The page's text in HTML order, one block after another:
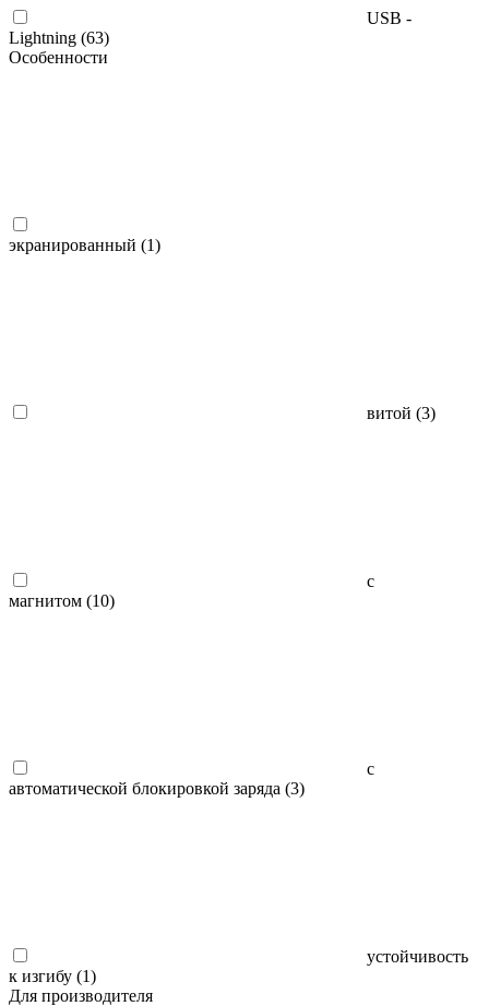
USB -
Lightning (63)
Особенности
экранированный (1)
витой (3)
с
магнитом (10)
с
автоматической блокировкой заряда (3)
устойчивость
к изгибу (1)
Для производителя